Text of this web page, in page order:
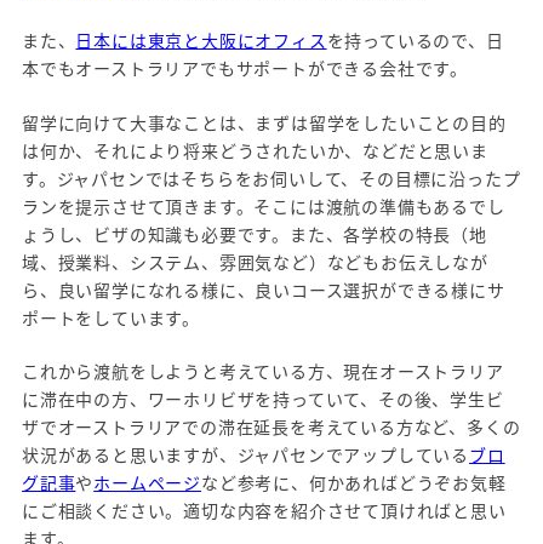
また、 日本には東京と大阪にオフィスを持っているので、日
本でもオーストラリアでもサポートができる会社です。
留学に向けて大事なことは、まずは留学をしたいことの目的
は何か、それにより将来どうされたいか、などだと思いま
す。ジャパセンではそちらをお伺いして、その目標に沿ったプ
ランを提示させて頂きます。そこには渡航の準備もあるでし
ょうし、ビザの知識も必要です。また、各学校の特長（地
域、授業料、システム、雰囲気など）などもお伝えしなが
ら、良い留学になれる様に、良いコース選択ができる様にサ
ポートをしています。
これから渡航をしようと考えている方、現在オーストラリア
に滞在中の方、ワーホリビザを持っていて、その後、学生ビ
ザでオーストラリアでの滞在延長を考えている方など、多くの
状況があると思いますが、ジャパセンでアップしている ブロ
グ記事やホームページなど参考に、何かあればどうぞお気軽
にご相談ください。適切な内容を紹介させて頂ければと思い
ます。